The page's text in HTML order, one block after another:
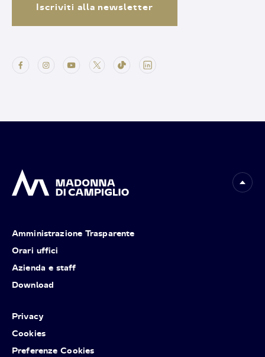
Iscriviti alla newsletter
Amministrazione Trasparente
Orari uffici
Azienda e staff
Download
Privacy
Cookies
Preferenze Cookies